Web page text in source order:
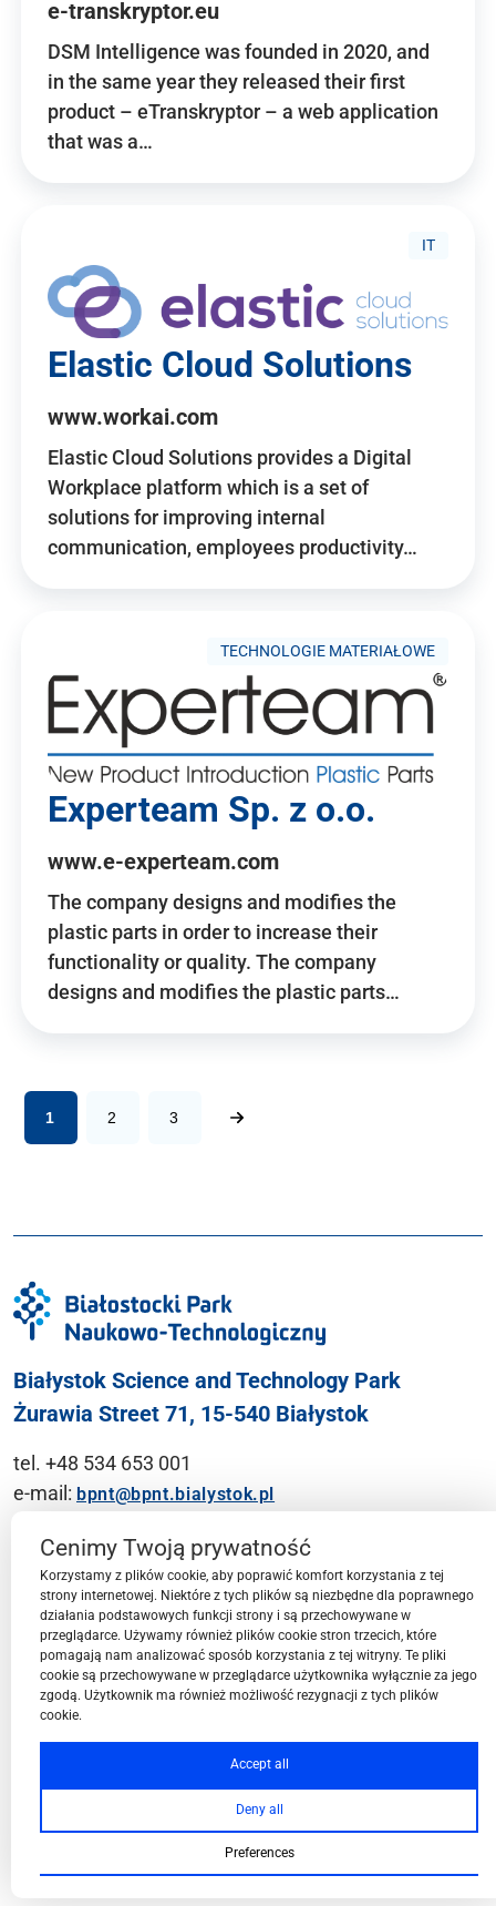
e-transkryptor.eu
DSM Intelligence was founded in 2020, and
in the same year they released their first
product – eTranskryptor – a web application
that was a…
IT
Elastic Cloud Solutions
www.workai.com
Elastic Cloud Solutions provides a Digital
Workplace platform which is a set of
solutions for improving internal
communication, employees productivity…
TECHNOLOGIE MATERIAŁOWE
Experteam Sp. z o.o.
www.e-experteam.com
The company designs and modifies the
plastic parts in order to increase their
functionality or quality. The company
designs and modifies the plastic parts…
1 2 3
Białystok Science and Technology Park
Żurawia Street 71, 15-540 Białystok
tel. +48 534 653 001
e-mail: bpnt@bpnt.bialystok.pl
Contact
BPN-T Area
BPN-T Offer
Cenimy Twoją prywatność
Korzystamy z plików cookie, aby poprawić komfort korzystania z tej
strony internetowej. Niektóre z tych plików są niezbędne dla poprawnego
działania podstawowych funkcji strony i są przechowywane w
przeglądarce. Używamy również plików cookie stron trzecich, które
pomagają nam analizować sposób korzystania z tej witryny. Te pliki
cookie są przechowywane w przeglądarce użytkownika wyłącznie za jego
zgodą. Użytkownik ma również możliwość rezygnacji z tych plików
cookie.
Accept all
Deny all
Preferences